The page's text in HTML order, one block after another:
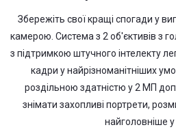
Збережіть свої кращі спогади у
камерою. Система з 2 об'єктивів з
з підтримкою штучного інтелекту
кадри у найрізноманітніших
роздільною здатністю у 2 МП
знімати захопливі портрети,
найголовніше у